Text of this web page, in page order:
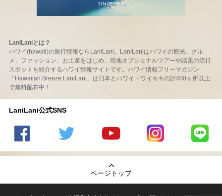
LaniLaniとは？
ハワイ(hawaii)の旅行情報ならLaniLani。LaniLaniはハワイの観光、グル
メ、ファッション、お土産をはじめ、現地オプショナルツアーや話題の流行
スポットを紹介するハワイ情報サイトです。ハワイ情報フリーマガジン
「Hawaiian Breeze LaniLani」は日本とハワイ・ワイキキの計400ヶ所以上
で無料配布中！
LaniLani公式SNS
の
のtwitter
の
Youtube
チャンネ
LaniLani
LaniLani
ページトップ